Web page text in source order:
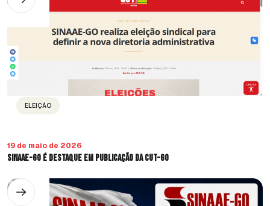
ELEIÇÃO
19 de maio de 2026
SINAAE-GO é destaque em publicação da CUT-GO